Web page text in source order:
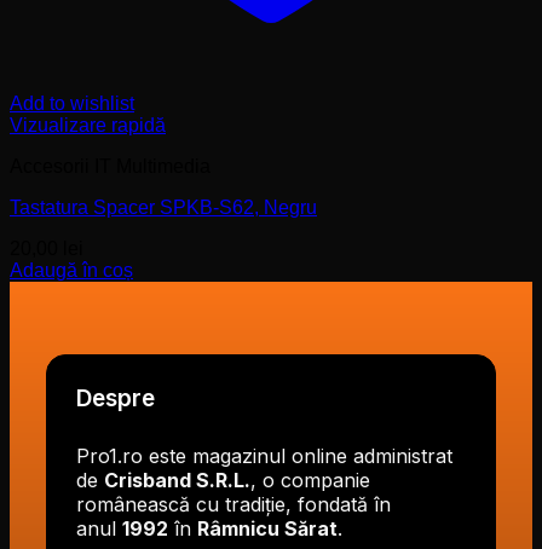
Add to wishlist
Vizualizare rapidă
Tastatura Spacer SPKB-S62, Negru
Adaugă în coș
Despre
Pro1.ro este magazinul online administrat
de Crisband S.R.L., o companie
românească cu tradiție, fondată în
anul 1992 în Râmnicu Sărat.